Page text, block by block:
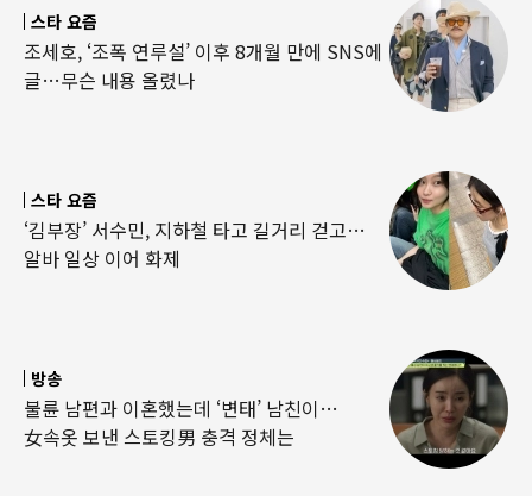
스타 요즘
조세호, ‘조폭 연루설’ 이후 8개월 만에 SNS에
글…무슨 내용 올렸나
스타 요즘
‘김부장’ 서수민, 지하철 타고 길거리 걷고…
알바 일상 이어 화제
방송
불륜 남편과 이혼했는데 ‘변태’ 남친이…
女속옷 보낸 스토킹男 충격 정체는